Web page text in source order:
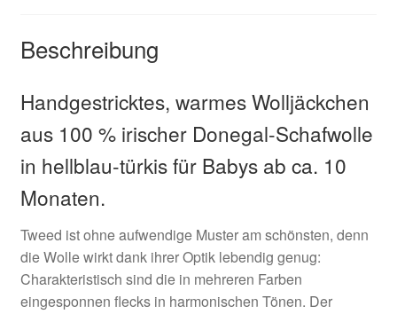
Beschreibung
Handgestricktes, warmes Wolljäckchen
aus 100 % irischer Donegal-Schafwolle
in hellblau-türkis für Babys ab ca. 10
Monaten.
Tweed ist ohne aufwendige Muster am schönsten, denn
die Wolle wirkt dank ihrer Optik lebendig genug:
Charakteristisch sind die in mehreren Farben
eingesponnen flecks in harmonischen Tönen. Der